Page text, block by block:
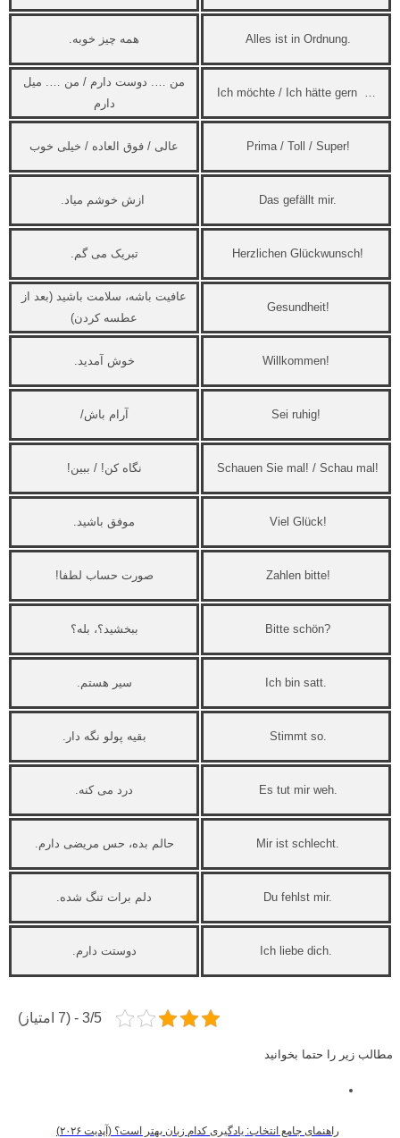
Alles ist in Ordnung. همه چیز خوبه.
Ich möchte / Ich hätte gern …
من …. دوست دارم / من …. میل
دارم
Prima / Toll / Super! عالی / فوق العاده / خیلی خوب
Das gefällt mir. ازش خوشم میاد.
Herzlichen Glückwunsch! تبریک می گم.
Gesundheit!
عافیت باشه، سلامت باشید (بعد از
عطسه کردن)
Willkommen! خوش آمدید.
Sei ruhig! آرام باش/
Schauen Sie mal! / Schau mal! نگاه کن! / ببین!
Viel Glück! موفق باشید.
Zahlen bitte! صورت حساب لطفا!
Bitte schön? ببخشید؟، بله؟
Ich bin satt. سیر هستم.
Stimmt so. بقیه پولو نگه دار.
Es tut mir weh. درد می کنه.
Mir ist schlecht. حالم بده، حس مریضی دارم.
Du fehlst mir. دلم برات تنگ شده.
Ich liebe dich. دوستت دارم.
3/5 - (7 امتیاز)
مطالب زیر را حتما بخوانید
راهنمای جامع انتخاب: یادگیری کدام زبان بهتر است؟ (آپدیت ۲۰۲۶)